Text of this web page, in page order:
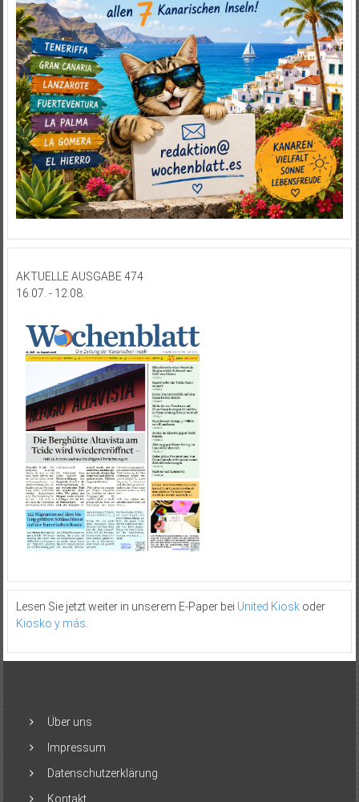
AKTUELLE AUSGABE 474
16.07. - 12.08.
Lesen Sie jetzt weiter in unserem E-Paper bei United Kioskoder
Kiosko y más
Über uns
Impressum
Datenschutzerklärung
Kontakt